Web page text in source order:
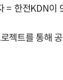
= 한전KDN이
젝트를 통해